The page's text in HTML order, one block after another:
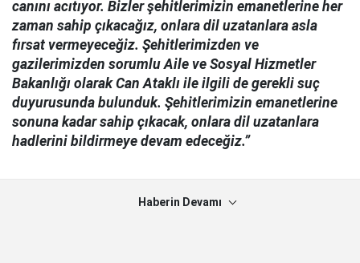
canını acıtıyor. Bizler şehitlerimizin emanetlerine her
zaman sahip çıkacağız, onlara dil uzatanlara asla
fırsat vermeyeceğiz. Şehitlerimizden ve
gazilerimizden sorumlu Aile ve Sosyal Hizmetler
Bakanlığı olarak Can Ataklı ile ilgili de gerekli suç
duyurusunda bulunduk. Şehitlerimizin emanetlerine
sonuna kadar sahip çıkacak, onlara dil uzatanlara
hadlerini bildirmeye devam edeceğiz.”
Haberin Devamı